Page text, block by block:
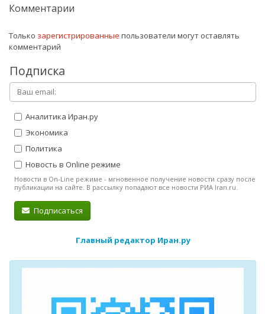
Комментарии
Только зарегистрированные пользователи могут оставлять
комментарий
Подписка
Аналитика Иран.ру
Экономика
Политика
Новость в Online режиме
Новости в On-Line режиме - мгновенное получение новости сразу после
публикации на сайте. В рассылку попадают все новости РИА Iran.ru.
Подписаться
Главный редактор Иран.ру